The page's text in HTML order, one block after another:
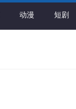
动漫 短剧